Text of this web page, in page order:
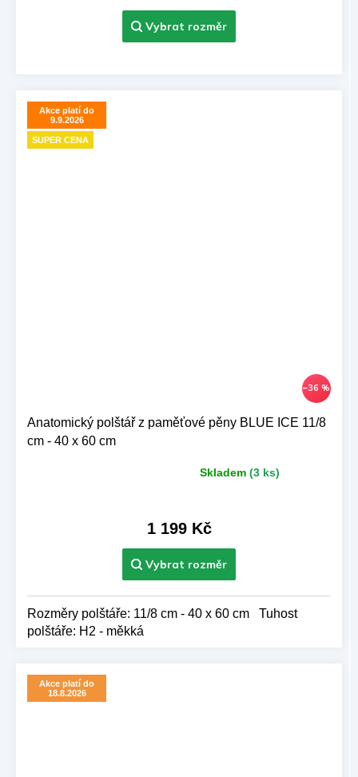
Akce platí do
9.9.2026
SUPER CENA
–36 %
Anatomický polštář z paměťové pěny BLUE ICE 11/8
cm - 40 x 60 cm
Skladem (3 ks)
1 199 Kč
Rozměry polštáře: 11/8 cm - 40 x 60 cm Tuhost
polštáře: H2 - měkká
Akce platí do
18.8.2026